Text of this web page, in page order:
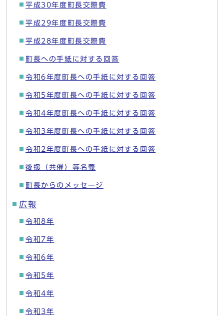
平成30年度町長交際費
平成29年度町長交際費
平成28年度町長交際費
町長への手紙に対する回答
令和6年度町長への手紙に対する回答
令和5年度町長への手紙に対する回答
令和4年度町長への手紙に対する回答
令和3年度町長への手紙に対する回答
令和2年度町長への手紙に対する回答
後援（共催）等名義
町長からのメッセージ
広報
令和8年
令和7年
令和6年
令和5年
令和4年
令和3年